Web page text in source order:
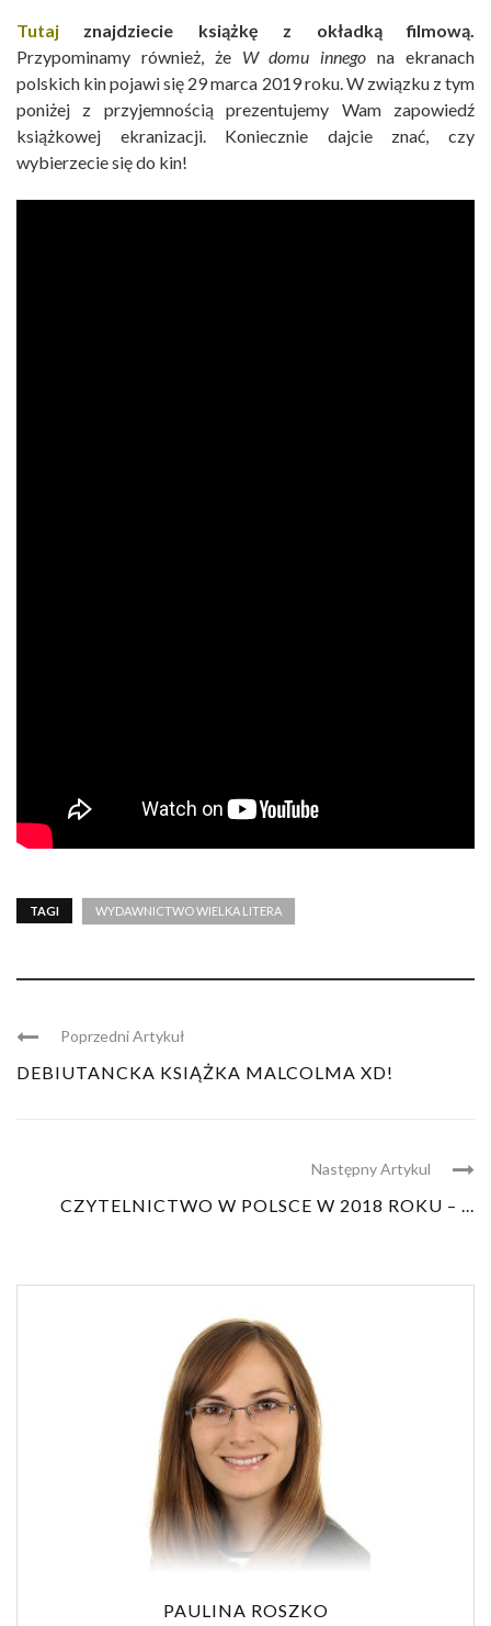
Tutaj znajdziecie książkę z okładką filmową.
Przypominamy również, że W domu innego na ekranach
polskich kin pojawi się 29 marca 2019 roku. W związku z tym
poniżej z przyjemnością prezentujemy Wam zapowiedź
książkowej ekranizacji. Koniecznie dajcie znać, czy
wybierzecie się do kin!
TAGI WYDAWNICTWO WIELKA LITERA
Poprzedni Artykuł
DEBIUTANCKA KSIĄŻKA MALCOLMA XD!
Następny Artykul
CZYTELNICTWO W POLSCE W 2018 ROKU – ...
PAULINA ROSZKO